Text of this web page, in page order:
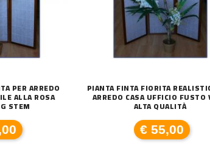
LU
PER ARREDO
ALLA ROSA
STEM
PIANTA FINTA FIORITA
ARREDO CASA UFFICIO FUSTO
ALTA QUALITÀ
€ 55,00